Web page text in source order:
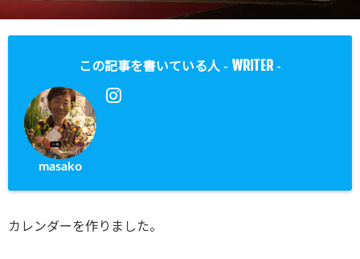
この記事を書いている人 - WRITER -
masako
カレンダーを作りました。